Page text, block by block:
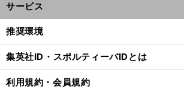
30
サービス
推奨環境
集英社ID・スポルティーバIDとは
利用規約・会員規約